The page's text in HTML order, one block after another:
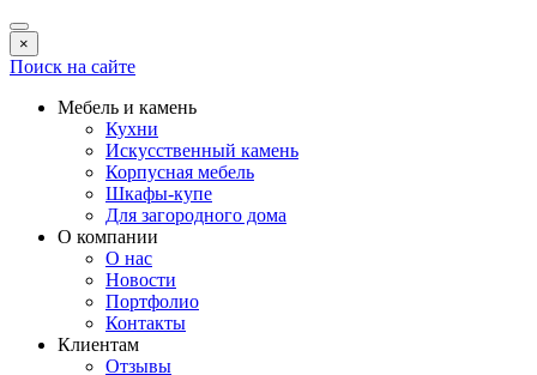
×
Поиск на сайте
Мебель и камень
Кухни
Искусственный камень
Корпусная мебель
Шкафы-купе
Для загородного дома
О компании
О нас
Новости
Портфолио
Контакты
Клиентам
Отзывы